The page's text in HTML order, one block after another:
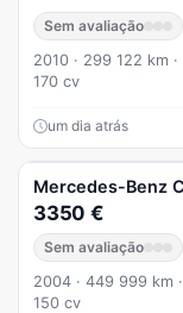
Sem avaliação
2010 · 299 122 km ·
170 cv
um dia atrás
Mercedes-Benz
3350 €
Sem avaliação
2004 · 449 999 km ·
150 cv